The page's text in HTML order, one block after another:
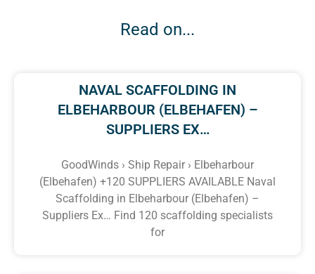
Read on...
NAVAL SCAFFOLDING IN
ELBEHARBOUR (ELBEHAFEN) –
SUPPLIERS EX…
GoodWinds › Ship Repair › Elbeharbour
(Elbehafen) +120 SUPPLIERS AVAILABLE Naval
Scaffolding in Elbeharbour (Elbehafen) –
Suppliers Ex… Find 120 scaffolding specialists
for